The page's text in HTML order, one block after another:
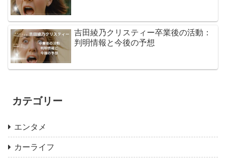
吉田綾乃クリスティー卒業後の活動：
判明情報と今後の予想
カテゴリー
エンタメ
カーライフ